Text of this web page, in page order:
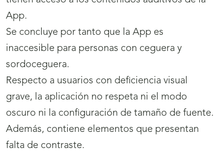
App.
Se concluye por tanto que la App es
inaccesible para personas con ceguera y
sordoceguera.
Respecto a usuarios con deficiencia visual
grave, la aplicación no respeta ni el modo
oscuro ni la configuración de tamaño de fuente.
Además, contiene elementos que presentan
falta de contraste.